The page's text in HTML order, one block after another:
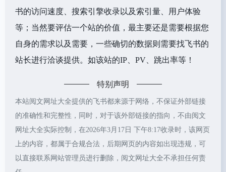
书的访问速度、搜索引擎收录以及索引量、用户体验
等；当然要评估一个站的价值，最主要还是需要根据您
自身的需求以及需要，一些确切的数据则需要找飞书的
站长进行洽谈提供。如该站的IP、PV、跳出率等！
特别声明
本站阅文网址大全提供的飞书都来源于网络，不保证外部链接
的准确性和完整性，同时，对于该外部链接的指向，不由阅文
网址大全实际控制，在2026年3月17日 下午8:17收录时，该网页
上的内容，都属于合规合法，后期网页的内容如出现违规，可
以直接联系网站管理员进行删除，阅文网址大全不承担任何责